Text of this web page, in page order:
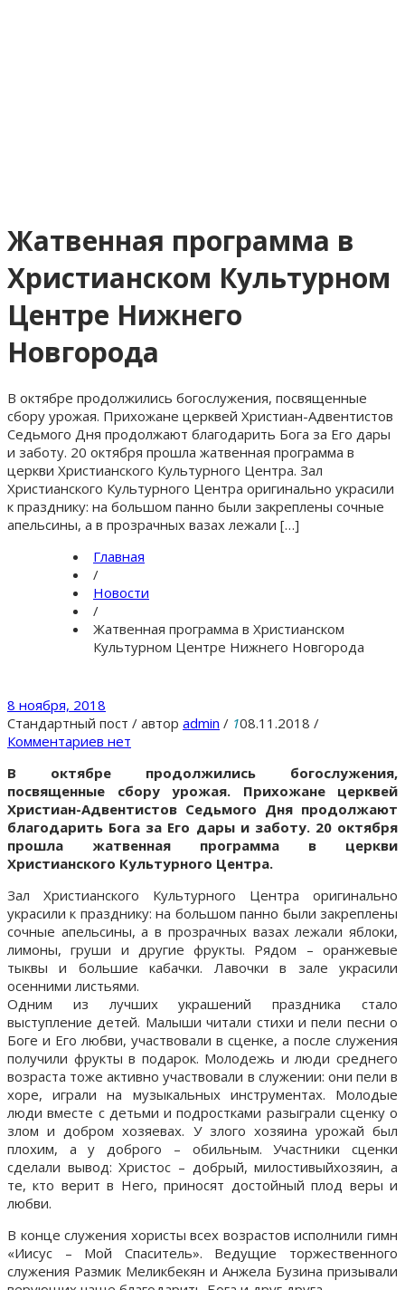
Жатвенная программа в
Христианском Культурном
Центре Нижнего
Новгорода
В октябре продолжились богослужения, посвященные
сбору урожая. Прихожане церквей Христиан-Адвентистов
Седьмого Дня продолжают благодарить Бога за Его дары
и заботу. 20 октября прошла жатвенная программа в
церкви Христианского Культурного Центра. Зал
Христианского Культурного Центра оригинально украсили
к празднику: на большом панно были закреплены сочные
апельсины, а в прозрачных вазах лежали […]
Главная
/
Новости
/
Жатвенная программа в Христианском
Культурном Центре Нижнего Новгорода
8 ноября, 2018
Стандартный пост / автор admin / 108.11.2018 /
Комментариев нет
В октябре продолжились богослужения,
посвященные сбору урожая. Прихожане церквей
Христиан-Адвентистов Седьмого Дня продолжают
благодарить Бога за Его дары и заботу. 20 октября
прошла жатвенная программа в церкви
Христианского Культурного Центра.
Зал Христианского Культурного Центра оригинально
украсили к празднику: на большом панно были закреплены
сочные апельсины, а в прозрачных вазах лежали яблоки,
лимоны, груши и другие фрукты. Рядом – оранжевые
тыквы и большие кабачки. Лавочки в зале украсили
осенними листьями.
Одним из лучших украшений праздника стало
выступление детей. Малыши читали стихи и пели песни о
Боге и Его любви, участвовали в сценке, а после служения
получили фрукты в подарок. Молодежь и люди среднего
возраста тоже активно участвовали в служении: они пели в
хоре, играли на музыкальных инструментах. Молодые
люди вместе с детьми и подростками разыграли сценку о
злом и добром хозяевах. У злого хозяина урожай был
плохим, а у доброго – обильным. Участники сценки
сделали вывод: Христос – добрый, милостивыйхозяин, а
те, кто верит в Него, приносят достойный плод веры и
любви.
В конце служения хористы всех возрастов исполнили гимн
«Иисус – Мой Спаситель». Ведущие торжественного
служения Размик Меликбекян и Анжела Бузина призывали